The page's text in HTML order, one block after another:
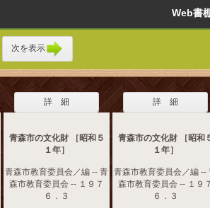
Web
次を表示
詳 細
青森市の文化財 ［昭和５
１年］
青森市教育委員会／編 -- 青
森市教育委員会 -- １９７
６．３
詳 細
青森市の文化財 ［昭和
１年］
青森市教育委員会／編 --
森市教育委員会 -- １９
６．３